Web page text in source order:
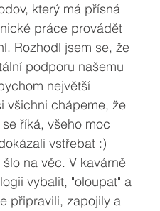
který má přísná
práce provádět
Rozhodl jsem se, že
podporu našemu
největší
všichni chápeme, že
říká, všeho moc
vstřebat :)
na věc. V kavárně
vybalit, "oloupat" a
připravili, zapojily a